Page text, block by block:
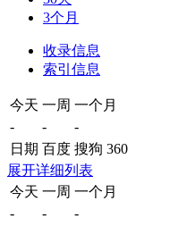
3个月
收录信息
索引信息
今天 一周 一个月
-
-
-
日期 百度 搜狗 360
展开详细列表
今天 一周 一个月
-
-
-